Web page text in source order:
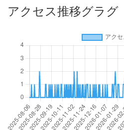
アクセス推移グラグ